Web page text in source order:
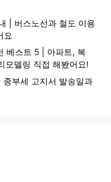
| 버스노선과 철도 이용
요
베스트 5 | 아파트, 복
모델링 직접 해봤어요!
부세 고지서 발송일과